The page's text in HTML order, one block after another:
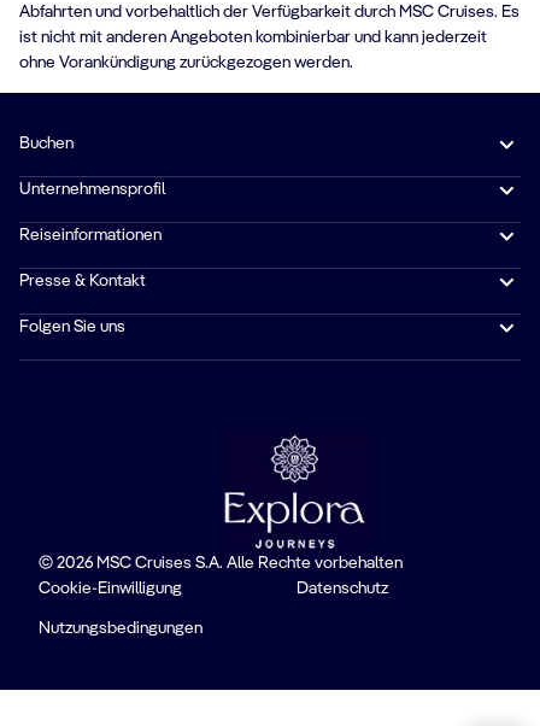
Abfahrten und vorbehaltlich der Verfügbarkeit durch MSC Cruises. Es
ist nicht mit anderen Angeboten kombinierbar und kann jederzeit
ohne Vorankündigung zurückgezogen werden.
Buchen
Unternehmensprofil
Reiseinformationen
Presse & Kontakt
Folgen Sie uns
© 2026 MSC Cruises S.A. Alle Rechte vorbehalten
Cookie-Einwilligung
Datenschutz
Nutzungsbedingungen